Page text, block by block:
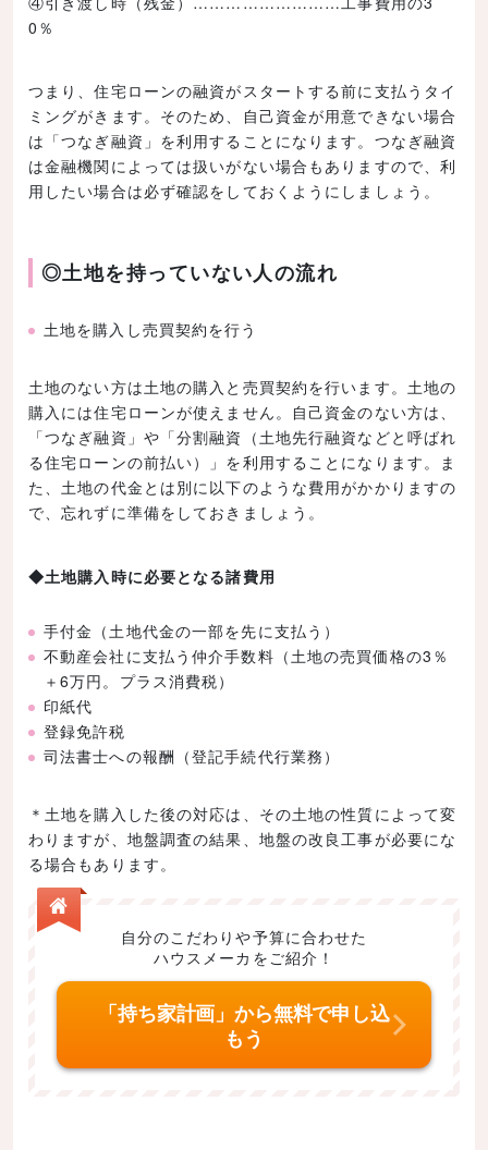
0％
つまり、住宅ローンの融資がスタートする前に支払うタイ
ミングがきます。そのため、自己資金が用意できない場合
は「つなぎ融資」を利用することになります。つなぎ融資
は金融機関によっては扱いがない場合もありますので、利
用したい場合は必ず確認をしておくようにしましょう。
◎土地を持っていない人の流れ
土地を購入し売買契約を行う
土地のない方は土地の購入と売買契約を行います。土地の
購入には住宅ローンが使えません。自己資金のない方は、
「つなぎ融資」や「分割融資（土地先行融資などと呼ばれ
る住宅ローンの前払い）」を利用することになります。ま
た、土地の代金とは別に以下のような費用がかかりますの
で、忘れずに準備をしておきましょう。
◆土地購入時に必要となる諸費用
手付金（土地代金の一部を先に支払う）
不動産会社に支払う仲介手数料（土地の売買価格の3％
＋6万円。プラス消費税）
印紙代
登録免許税
司法書士への報酬（登記手続代行業務）
＊土地を購入した後の対応は、その土地の性質によって変
わりますが、地盤調査の結果、地盤の改良工事が必要にな
る場合もあります。
自分のこだわりや予算に合わせた
ハウスメーカをご紹介！
「持ち家計画」から無料で申し込
もう